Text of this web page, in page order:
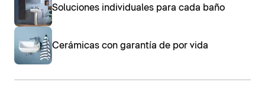
Soluciones individuales para cada baño
Cerámicas con garantía de por vida